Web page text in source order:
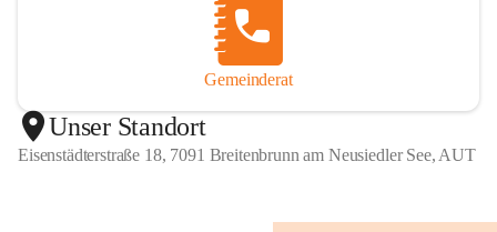
Gemeinderat
Unser Standort
Eisenstädterstraße 18, 7091 Breitenbrunn am Neusiedler See, AUT